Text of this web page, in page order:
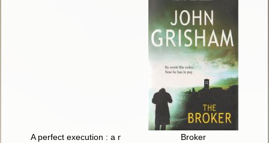
A perfect execution : a novel Broker